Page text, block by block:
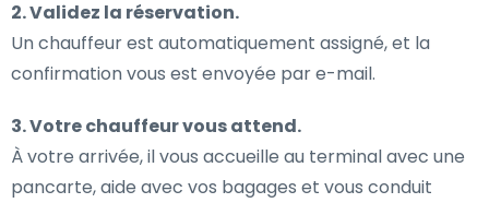
2. Validez la réservation.
Un chauffeur est automatiquement assigné, et la
confirmation vous est envoyée par e-mail.
3. Votre chauffeur vous attend.
À votre arrivée, il vous accueille au terminal avec une
pancarte, aide avec vos bagages et vous conduit